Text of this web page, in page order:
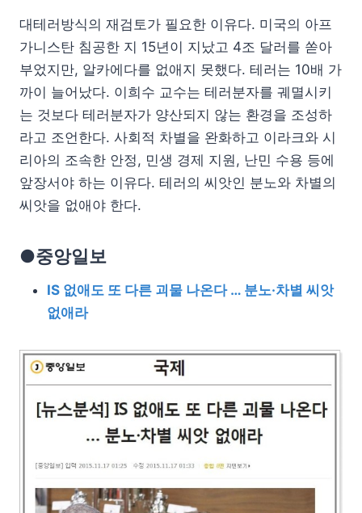
대테러방식의 재검토가 필요한 이유다. 미국의 아프
가니스탄 침공한 지 15년이 지났고 4조 달러를 쏟아
부었지만, 알카에다를 없애지 못했다. 테러는 10배 가
까이 늘어났다. 이희수 교수는 테러분자를 궤멸시키
는 것보다 테러분자가 양산되지 않는 환경을 조성하
라고 조언한다. 사회적 차별을 완화하고 이라크와 시
리아의 조속한 안정, 민생 경제 지원, 난민 수용 등에
앞장서야 하는 이유다. 테러의 씨앗인 분노와 차별의
씨앗을 없애야 한다.
●중앙일보
IS 없애도 또 다른 괴물 나온다 … 분노·차별 씨앗
없애라